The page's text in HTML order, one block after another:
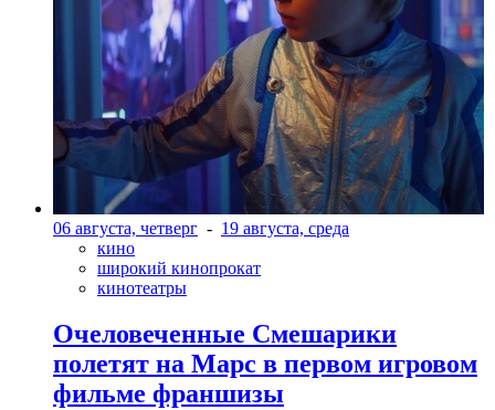
06 августа, четверг - 19 августа, среда
кино
широкий кинопрокат
кинотеатры
Очеловеченные Смешарики
полетят на Марс в первом игровом
фильме франшизы